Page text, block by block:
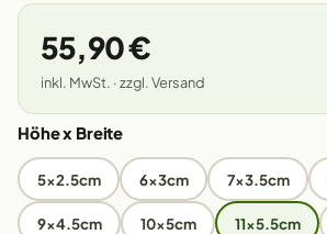
55,90 €
inkl. MwSt. · zzgl. Versand
Höhe x Breite
5x2.5cm 6x3cm 7x3.5cm
9x4.5cm 10x5cm 11x5.5cm